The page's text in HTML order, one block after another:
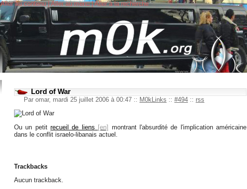
Aller au contenu|Aller au menu|Aller à la recherche
Lord of War
Par omar, mardi 25 juillet 2006 à 00:47 :: M0kLinks :: #494 :: rss
Ou un petitrecueil de liens
montrant l'absurdité de l'implication américaine
dans le conflit israelo-libanais actuel.
Trackbacks
Aucun trackback.